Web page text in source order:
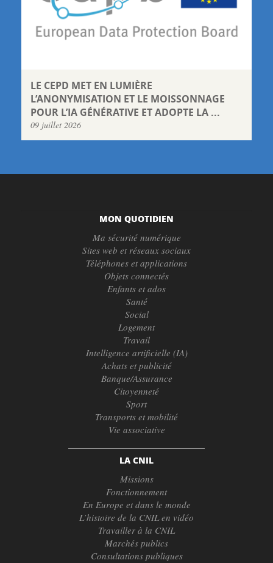
LE CEPD MET EN LUMIÈRE
L’ANONYMISATION ET LE MOISSONNAGE
POUR L’IA GÉNÉRATIVE ET ADOPTE LA ...
09 juillet 2026
MON QUOTIDIEN
Ma sécurité numérique
Sites web et réseaux sociaux
Téléphones et applications
Objets connectés
Enfants et ados
Santé
Social
Logement
Travail
Intelligence artificielle (IA)
Achats et publicité
Banque/Assurance
Citoyenneté
Sport
Transports et mobilité
Vie associative
LA CNIL
Missions
Fonctionnement
En Europe et dans le monde
L’histoire de la CNIL en vidéo
Travailler à la CNIL
Marchés publics
Consultations publiques